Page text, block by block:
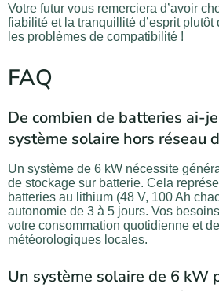
Votre futur vous remerciera d’avoir
fiabilité et la tranquillité d’esprit
les problèmes de compatibilité !
FAQ
De combien de batteries ai-
système solaire hors réseau
Un système de 6 kW nécessite
de stockage sur batterie. Cela
batteries au lithium (48 V, 100 Ah
autonomie de 3 à 5 jours. Vos
votre consommation quotidienne et
météorologiques locales.
Un système solaire de 6 kW